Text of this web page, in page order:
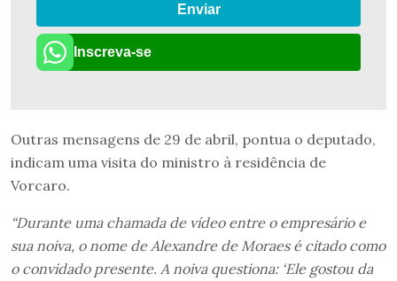
Enviar
Inscreva-se
Outras mensagens de 29 de abril, pontua o deputado,
indicam uma visita do ministro à residência de
Vorcaro.
“Durante uma chamada de vídeo entre o empresário e
sua noiva, o nome de Alexandre de Moraes é citado como
o convidado presente. A noiva questiona: ‘Ele gostou da